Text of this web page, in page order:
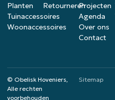
Planten
Tuinaccessoires
Woonaccessoires
RetournerenProjecten
Agenda
Over ons
Contact
© Obelisk Hoveniers,
Alle rechten
voorbehouden
Sitemap